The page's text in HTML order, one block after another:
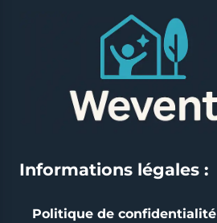
Informations légales :
Politique de confidentialité